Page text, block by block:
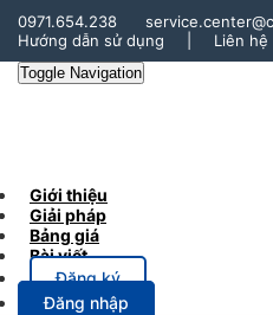
0971.654.238
Hướng dẫn sử dụng
Liên hệ
Toggle Navigation
Giới thiệu
Giải pháp
Bảng giá
Bài viết
Đăng ký
Đăng nhập